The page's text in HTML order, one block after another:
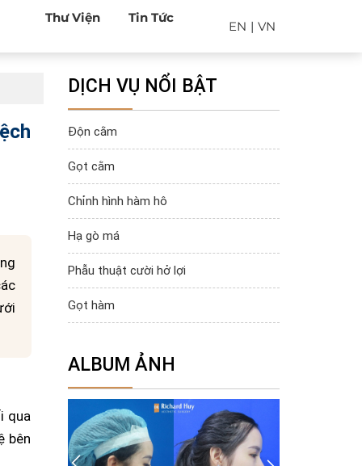
Thư Viện Tin Tức
EN | VN
qua
bên
DỊCH VỤ NỔI BẬT
Độn cằm
Gọt cằm
Chỉnh hình hàm hô
Hạ gò má
Phẫu thuật cười hở lợi
Gọt hàm
ALBUM ẢNH